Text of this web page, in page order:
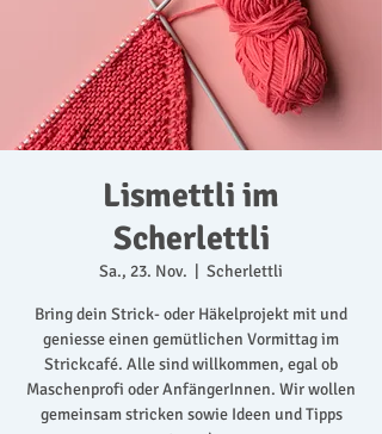
Lismettli im
Scherlettli
Sa., 23. Nov. Scherlettli
Bring dein Strick- oder Häkelprojekt mit und
geniesse einen gemütlichen Vormittag im
Strickcafé. Alle sind willkommen, egal ob
Maschenprofi oder AnfängerInnen. Wir wollen
gemeinsam stricken sowie Ideen und Tipps